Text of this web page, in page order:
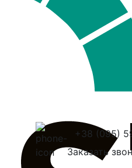
+38 (095)
Заказать